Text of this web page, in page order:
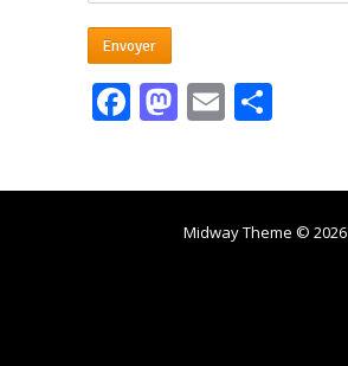
Facebook
Mastodon
Email
Midway Theme © 2026